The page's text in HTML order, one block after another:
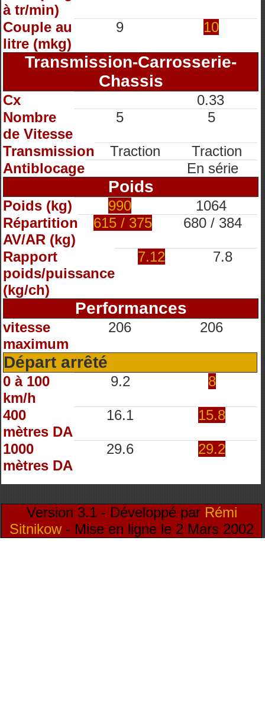
à tr/min)
Couple au
litre (mkg)
9 10
Transmission-Carrosserie-
Chassis
Cx
0.33
Nombre
de Vitesse
5 5
Transmission Traction
Traction
Antiblocage
En série
Poids
Poids (kg) 990
1064
Répartition
AV/AR (kg)
615 / 375 680 / 384
Rapport
poids/puissance
(kg/ch)
7.12 7.8
Performances
vitesse
maximum
206 206
Départ arrêté
0 à 100
km/h
9.2 8
400
mètres DA
16.1 15.8
1000
mètres DA
29.6 29.2
Version 3.1 - Développé par Rémi
Sitnikow- Mise en ligne le 2 Mars 2002